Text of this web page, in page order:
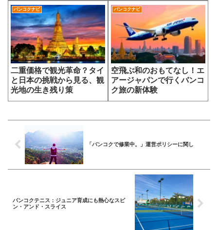
バンコクナビ
二重価格で観光革命？タイ
と日本の挑戦から見る、観
光地の生き残り策
バンコクナビ
空飛ぶ和のおもてなし！エ
アージャパンで行くバンコ
ク旅の新体験
「バンコクで修業中。」運営ポリシーに関し
バンコクテニス：ジュニア育成にも熱心なスピ
ン・アンド・スライス